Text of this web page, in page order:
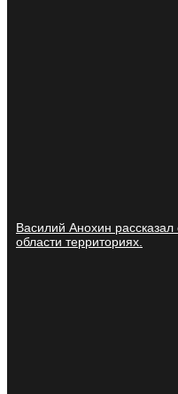
Василий Анохин
области территориях.